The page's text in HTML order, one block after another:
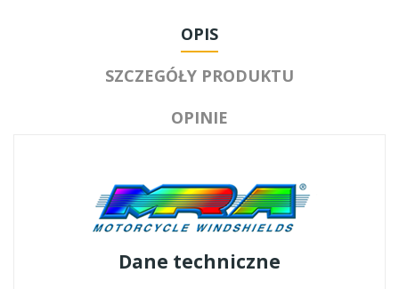
OPIS
SZCZEGÓŁY PRODUKTU
OPINIE
Dane techniczne